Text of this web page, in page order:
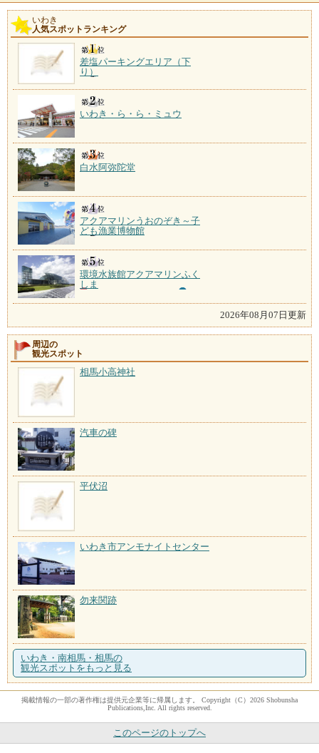
いわき
人気スポットランキング
差塩パーキングエリア（下
り）
いわき・ら・ら・ミュウ
白水阿弥陀堂
アクアマリンうおのぞき～子
ども漁業博物館
環境水族館アクアマリンふく
しま
2026年08月07日更新
周辺の
観光スポット
相馬小高神社
汽車の碑
平伏沼
いわき市アンモナイトセンター
勿来関跡
いわき・南相馬・相馬の
観光スポットをもっと見る
掲載情報の一部の著作権は提供元企業等に帰属します。 Copyright（C）2026 Shobunsha
Publications,Inc. All rights reserved.
このページのトップへ